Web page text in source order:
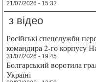
21/07/2026 - 15:32
з відео
Російські спецслужби
командира 2-го корпусу
31/07/2026 - 19:45
Болгарський воротила
Україні